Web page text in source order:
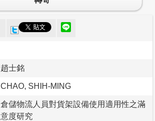
趙士銘
CHAO, SHIH-MING
倉儲物流人員對貨架設備使用適用性之滿
意度研究